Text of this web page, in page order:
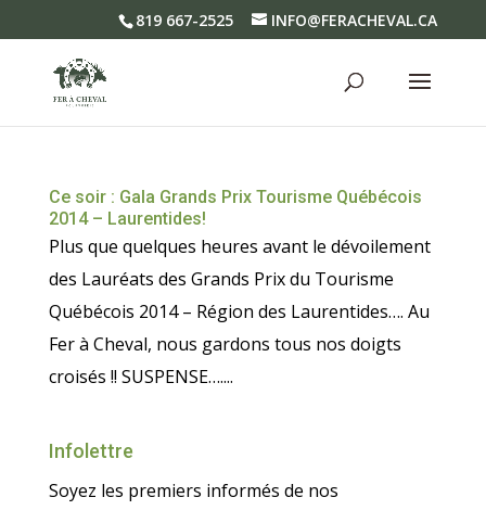
819 667-2525 INFO@FERACHEVAL.CA
Ce soir : Gala Grands Prix Tourisme Québécois
2014 – Laurentides!
Plus que quelques heures avant le dévoilement
des Lauréats des Grands Prix du Tourisme
Québécois 2014 – Région des Laurentides…. Au
Fer à Cheval, nous gardons tous nos doigts
croisés !! SUSPENSE…....
Infolettre
Soyez les premiers informés de nos